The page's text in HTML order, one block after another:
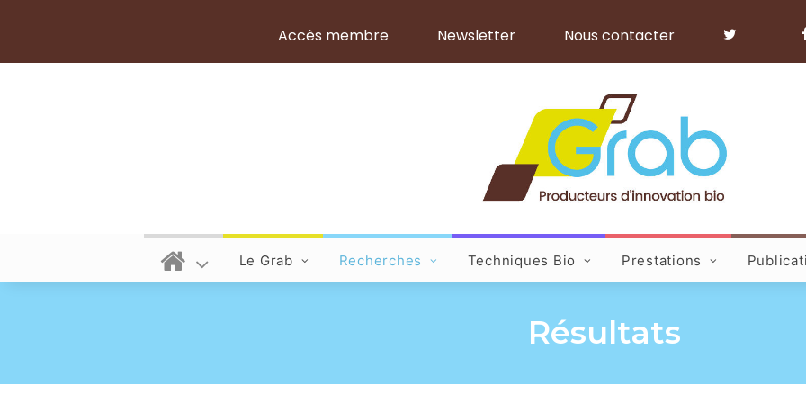
Accès membre Newsletter Nous contacter
Le Grab Recherches Techniques Bio Prestations
Résultats